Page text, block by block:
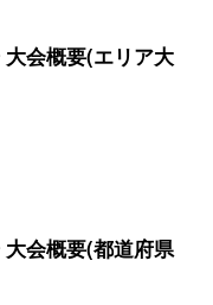
会概要(エリア大
会概要(都道府県